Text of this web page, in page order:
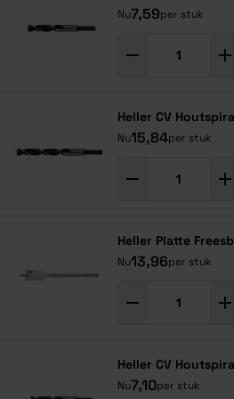
Nu7,59per stuk
Heller CV
Nu15,84per stuk
Heller Platte
Nu13,96per stuk
Heller CV
Nu7,10per stuk